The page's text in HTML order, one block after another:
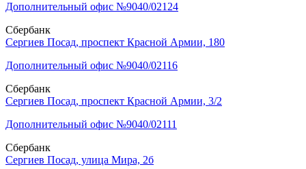
Дополнительный офис №9040/02124
Сбербанк
Сергиев Посад, проспект Красной Армии, 180
Дополнительный офис №9040/02116
Сбербанк
Сергиев Посад, проспект Красной Армии, 3/2
Дополнительный офис №9040/02111
Сбербанк
Сергиев Посад, улица Мира, 2б